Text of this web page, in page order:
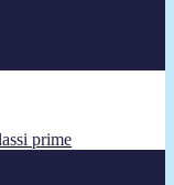
prime